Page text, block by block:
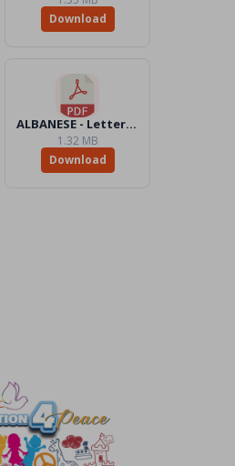
Download
ALBANESE - Letter KidsAction4Peace.pdf
1.32 MB
Download